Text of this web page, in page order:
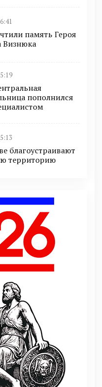
память Героя
Визнюка
пополнился
благоустраивают
территорию